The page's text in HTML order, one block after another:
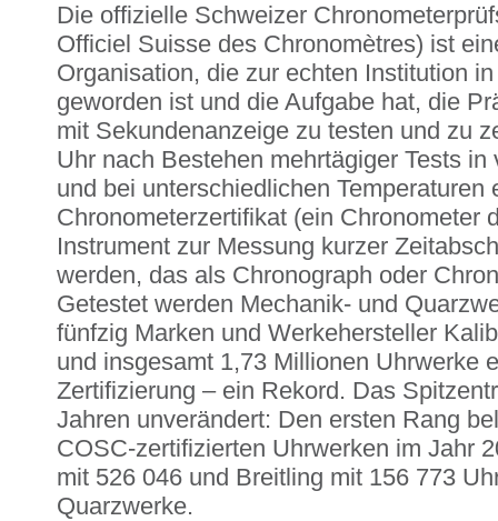
Die offizielle Schweizer
Officiel Suisse des Chronomètres) ist
Organisation, die zur echten Institution
geworden ist und die Aufgabe hat, die
mit Sekundenanzeige zu testen und zu
Uhr nach Bestehen mehrtägiger Tests
und bei unterschiedlichen Temperaturen
Chronometerzertifikat (ein Chronometer
Instrument zur Messung kurzer
werden, das als Chronograph oder
Getestet werden Mechanik- und
fünfzig Marken und Werkehersteller
und insgesamt 1,73 Millionen Uhrwerke
Zertifizierung – ein Rekord. Das
Jahren unverändert: Den ersten Rang
COSC-zertifizierten Uhrwerken im Jahr
mit 526 046 und Breitling mit 156 773
Quarzwerke.